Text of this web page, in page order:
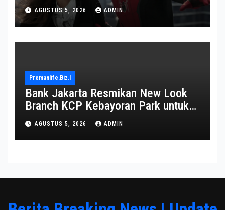
AGUSTUS 5, 2026 ADMIN
Premanlife.biz.i
Bank Jakarta Resmikan New Look
Branch KCP Kebayoran Park untuk
Transformasi Layanan
AGUSTUS 5, 2026 ADMIN